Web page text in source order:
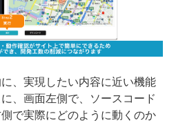
、実現したい内容に近い機能
、画面左側で、ソースコード
で実際にどのように動くのか